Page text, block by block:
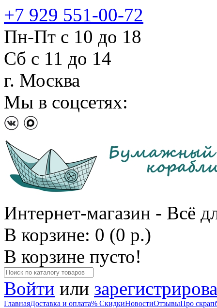
+7 929 551-00-72
Пн-Пт с 10 до 18
Сб с 11 до 14
г. Москва
Мы в соцсетях:
Интернет-магазин - Всё
В корзине: 0 (0 р.)
В корзине пусто!
Войти или
ГлавнаяДоставка и оплата% СкидкиНовостиОтзывыПро